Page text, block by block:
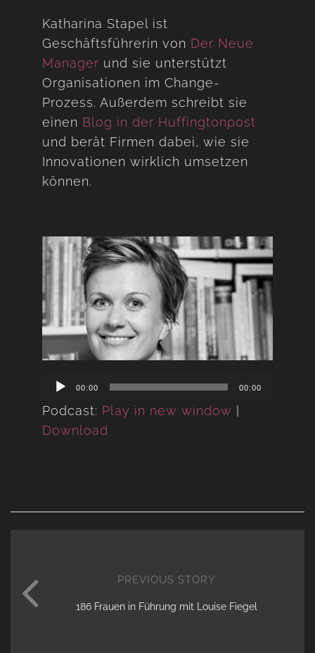
Katharina Stapel ist
Geschäftsführerin von Der Neue
Manager und sie unterstützt
Organisationen im Change-
Prozess. Außerdem schreibt sie
einen Blog in der Huffingtonpost
und berät Firmen dabei, wie sie
Innovationen wirklich umsetzen
können.
Audio
Player
00:00 00:00
Podcast: Play in new window
Download
PREVIOUS STORY
186 Frauen in Führung mit Louise Fiegel